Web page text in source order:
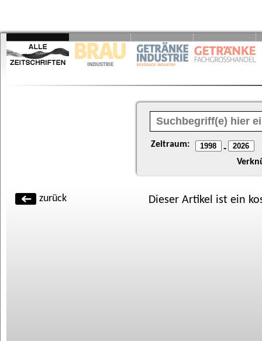
Zeitraum: -
zurück Dieser Artikel ist ein